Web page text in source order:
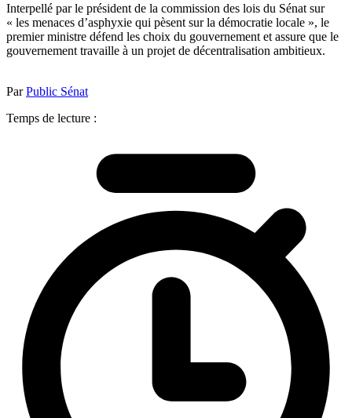
Interpellé par le président de la commission des lois du Sénat sur
« les menaces d’asphyxie qui pèsent sur la démocratie locale », le
premier ministre défend les choix du gouvernement et assure que le
gouvernement travaille à un projet de décentralisation ambitieux.
ParPublic Sénat
Temps de lecture :